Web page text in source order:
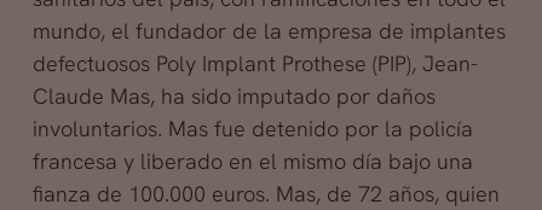
mundo, el fundador de la empresa de implantes
defectuosos Poly Implant Prothese (PIP), Jean-
Claude Mas, ha sido imputado por daños
involuntarios. Mas fue detenido por la policía
francesa y liberado en el mismo día bajo una
fianza de 100.000 euros. Mas, de 72 años, quien